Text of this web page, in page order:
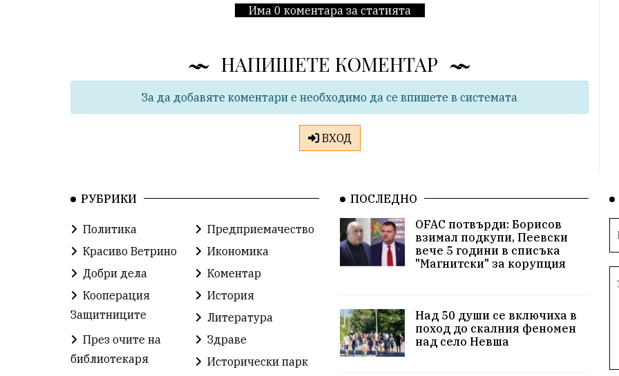
Има 0 коментара за статията
НАПИШЕТЕ КОМЕНТАР
За да добавяте коментари е необходимо да се впишете в системата
ВХОД
РУБРИКИ
Политика
Предприемачество
Красиво Ветрино
Икономика
Добри дела
Коментар
Кооперация
Защитниците
История
Литература
През очите на
библиотекаря
Здраве
Исторически парк
ПОСЛЕДНО
OFAC потвърди: Борисов
взимал подкупи, Пеевски
вече 5 години в списъка
"Магнитски" за корупция
Над 50 души се включиха в
поход до скалния феномен
над село Невша